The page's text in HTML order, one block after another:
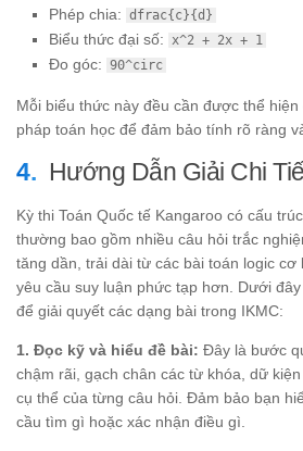
Phép chia: dfrac{c}{d}
Biểu thức đại số: x^2 + 2x + 1
Đo góc: 90^circ
Mỗi biểu thức này đều cần được thể
pháp toán học để đảm bảo tính rõ ràng
Hướng Dẫn Giải Chi
Kỳ thi Toán Quốc tế Kangaroo có cấu
thường bao gồm nhiều câu hỏi trắc
tăng dần, trải dài từ các bài toán logic cơ
yêu cầu suy luận phức tạp hơn. Dưới
để giải quyết các dạng bài trong IKMC:
1. Đọc kỹ và hiểu đề bài: Đây là bước
chậm rãi, gạch chân các từ khóa, dữ
cụ thể của từng câu hỏi. Đảm bảo bạn
cầu tìm gì hoặc xác nhận điều gì.